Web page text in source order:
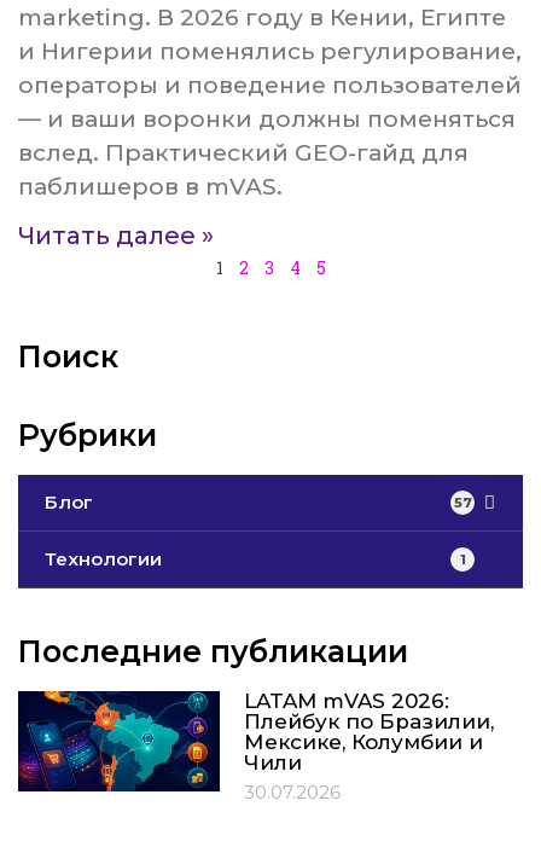
marketing. В 2026 году в Кении, Египте
и Нигерии поменялись регулирование,
операторы и поведение пользователей
— и ваши воронки должны поменяться
вслед. Практический GEO-гайд для
паблишеров в mVAS.
Читать далее »
1 2 3 4 5
Поиск
Рубрики
Блог 57
Технологии 1
Последние публикации
LATAM mVAS 2026:
Плейбук по Бразилии,
Мексике, Колумбии и
Чили
30.07.2026